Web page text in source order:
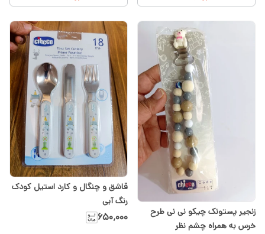
زنجیر پستونک چیکو نی نی طرح
خرس به همراه چشم نظر
قاشق و چنگال و کارد استیل کودک
رنگ آبی
۶۵۰٬۰۰۰